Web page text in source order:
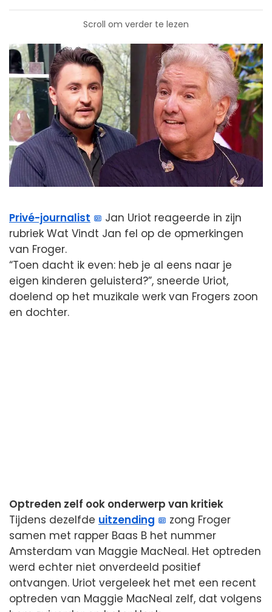
Scroll om verder te lezen
Privé-journalist
Jan Uriot reageerde in zijn
rubriek Wat Vindt Jan fel op de opmerkingen
van Froger.
“Toen dacht ik even: heb je al eens naar je
eigen kinderen geluisterd?”, sneerde Uriot,
doelend op het muzikale werk van Frogers zoon
en dochter.
Optreden zelf ook onderwerp van kritiek
Tijdens dezelfde uitzending
zong Froger
samen met rapper Baas B het nummer
Amsterdam van Maggie MacNeal. Het optreden
werd echter niet onverdeeld positief
ontvangen. Uriot vergeleek het met een recent
optreden van Maggie MacNeal zelf, dat volgens